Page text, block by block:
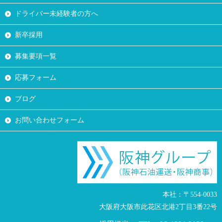
ドライバー未経験者の方へ
新卒採用
募集要項一覧
応募フォーム
ブログ
お問い合わせフォーム
本社：〒554-0033
大阪府大阪市此花区北港2丁目3番22号